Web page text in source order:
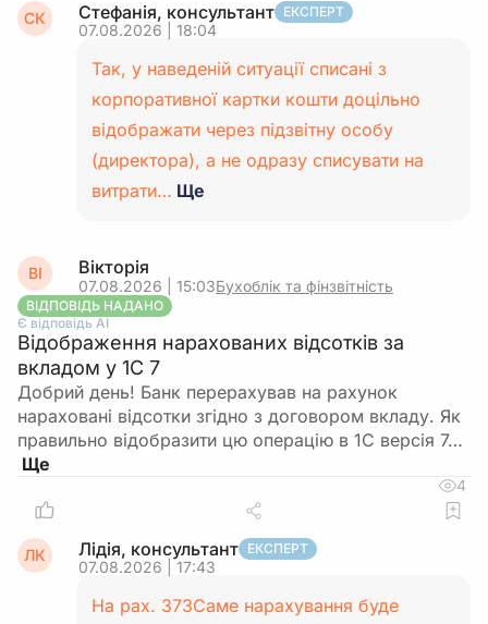
СК Стефанія, консультант ЕКСПЕРТ
07.08.2026 | 18:04
Так, у наведеній ситуації списані з
корпоративної картки кошти доцільно
відображати через підзвітну особу
(директора), а не одразу списувати на
витрати… Ще
ВІ Вікторія
07.08.2026 | 15:03Бухоблік та фінзвітність
ВІДПОВІДЬ НАДАНО
Є відповідь АІ
Відображення нарахованих відсотків за
вкладом у 1С 7
Добрий день! Банк перерахував на рахунок
нараховані відсотки згідно з договором вкладу. Як
правильно відобразити цю операцію в 1С версія 7…
4
ЛК Лідія, консультант ЕКСПЕРТ
07.08.2026 | 17:43
На рах. 373Саме нарахування буде